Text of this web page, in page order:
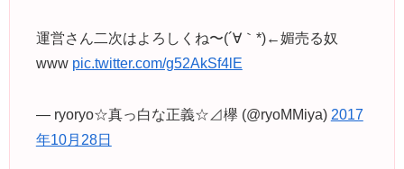
運営さん二次はよろしくね〜(´∀｀*)←媚売る奴
www pic.twitter.com/g52AkSf4lE
— ryoryo☆真っ白な正義☆⊿欅 (@ryoMMiya) 2017
年10月28日